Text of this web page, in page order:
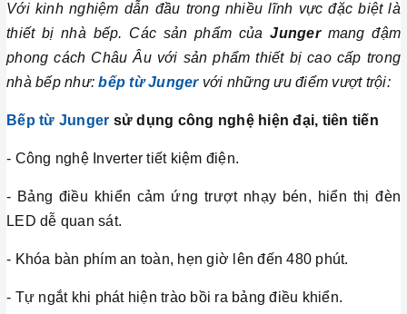
Với kinh nghiệm dẫn đầu trong nhiều lĩnh vực đặc biệt là
thiết bị nhà bếp. Các sản phẩm củaJungermang đậm
phong cách Châu Âu với sản phẩm thiết bị cao cấp trong
nhà bếp như:bếp từ Jungervới những ưu điểm vượt trội:
Bếp từ Junger sử dụng công nghệ hiện đại, tiên tiến
- Công nghệ Inverter tiết kiệm điện.
- Bảng điều khiển cảm ứng trượt nhạy bén, hiển thị đèn
LED dễ quan sát.
- Khóa bàn phím an toàn, hẹn giờ lên đến 480 phút.
- Tự ngắt khi phát hiện trào bồi ra bảng điều khiển.